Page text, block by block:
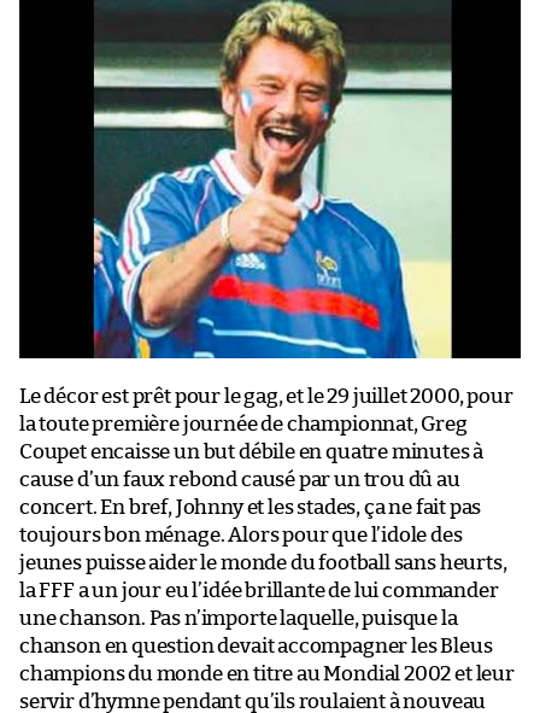
Le décor est prêt pour le gag, et le 29 juillet 2000, pour
la toute première journée de championnat, Greg
Coupet encaisse un but débile en quatre minutes à
cause d’un faux rebond causé par un trou dû au
concert. En bref, Johnny et les stades, ça ne fait pas
toujours bon ménage. Alors pour que l’idole des
jeunes puisse aider le monde du football sans heurts,
la FFF a un jour eu l’idée brillante de lui commander
une chanson. Pas n’importe laquelle, puisque la
chanson en question devait accompagner les Bleus
champions du monde en titre au Mondial 2002 et leur
servir d’hymne pendant qu’ils roulaient à nouveau